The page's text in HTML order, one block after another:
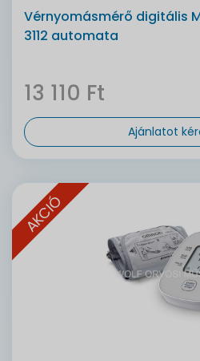
Vérnyomásmérő digitális
3112 automata
13 110 Ft
Ajánlatot
AKCIÓ